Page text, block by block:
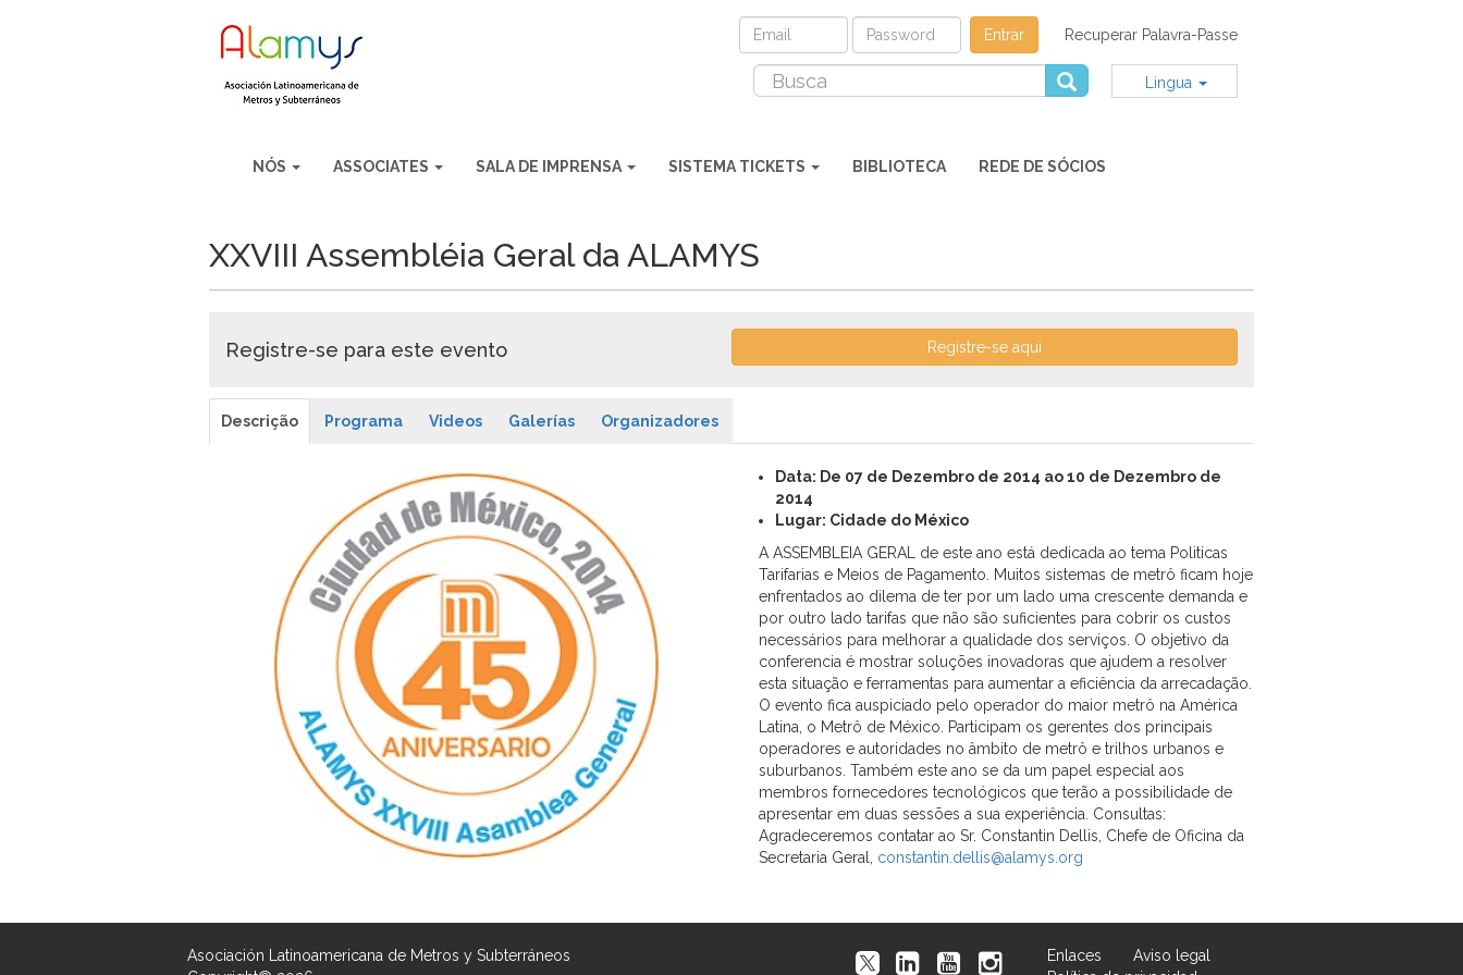
Entrar Recuperar Palavra-Passe
Lingua
NÓS ASSOCIATES SALA DE IMPRENSA SISTEMA TICKETS BIBLIOTECA REDE DE SÓCIOS
XXVIII Assembléia Geral da ALAMYS
Registre-se para este evento Registre-se aqui
Descrição Programa Videos Galerías Organizadores
Data: De 07 de Dezembro de 2014 ao 10 de Dezembro de
2014
Lugar: Cidade do México
A ASSEMBLEIA GERAL de este ano está dedicada ao tema Politicas
Tarifarias e Meios de Pagamento. Muitos sistemas de metrô ficam hoje
enfrentados ao dilema de ter por um lado uma crescente demanda e
por outro lado tarifas que não são suficientes para cobrir os custos
necessários para melhorar a qualidade dos serviços. O objetivo da
conferencia é mostrar soluções inovadoras que ajudem a resolver
esta situação e ferramentas para aumentar a eficiência da arrecadação.
O evento fica auspiciado pelo operador do maior metrô na América
Latina, o Metrô de México. Participam os gerentes dos principais
operadores e autoridades no âmbito de metrô e trilhos urbanos e
suburbanos. Também este ano se da um papel especial aos
membros fornecedores tecnológicos que terão a possibilidade de
apresentar em duas sessões a sua experiência. Consultas:
Agradeceremos contatar ao Sr. Constantin Dellis, Chefe de Oficina da
Secretaria Geral, constantin.dellis@alamys.org
Asociación Latinoamericana de Metros y Subterráneos
Enlaces
Aviso legal